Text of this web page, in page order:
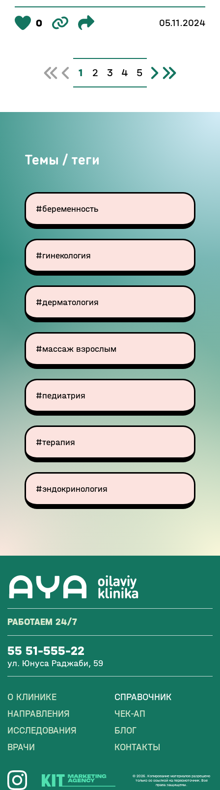
Темы / теги
#беременность
#гинекология
#дерматология
#массаж взрослым
#педиатрия
#терапия
#эндокринология
0 05.11.2024
1 2 3 4 5
РАБОТАЕМ 24/7
55 51-555-22
ул. Юнуса Раджаби, 59
О КЛИНИКЕ
НАПРАВЛЕНИЯ
ИССЛЕДОВАНИЯ
ВРАЧИ
СПРАВОЧНИК
ЧЕК-АП
БЛОГ
КОНТАКТЫ
© 2026. Копирование материалов разрешено
только со ссылкой на первоисточник. Все
права защищены.